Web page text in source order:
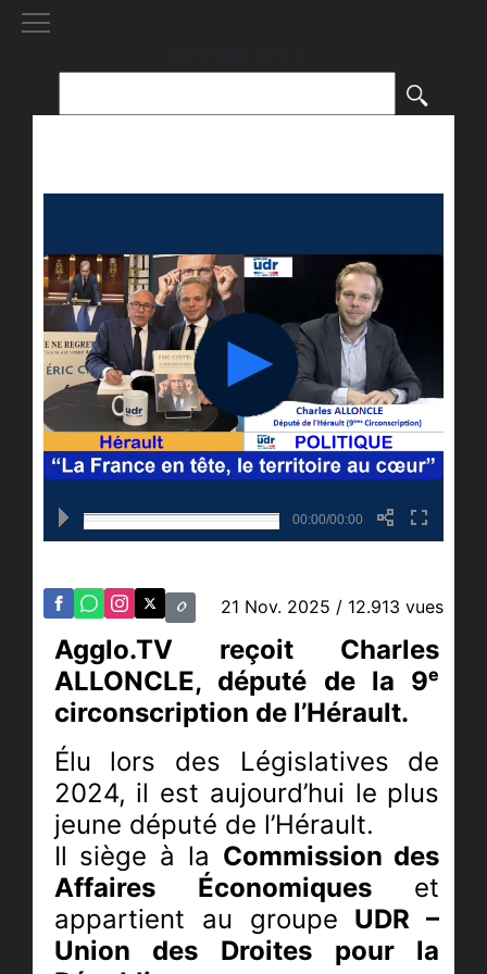
00:00/00:00
21 Nov. 2025 / 12.913 vues
Agglo.TV reçoit Charles
ALLONCLE, député de la 9ᵉ
circonscription de l’Hérault.
Élu lors des Législatives de
2024, il est aujourd’hui le plus
jeune député de l’Hérault.
Il siège à la Commission des
Affaires Économiqueset
appartient au groupe UDR –
Union des Droites pour la